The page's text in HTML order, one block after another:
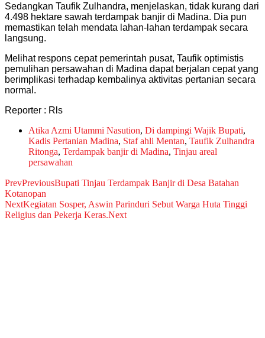
Sedangkan Taufik Zulhandra, menjelaskan, tidak kurang dari
4.498 hektare sawah terdampak banjir di Madina. Dia pun
memastikan telah mendata lahan-lahan terdampak secara
langsung.
Melihat respons cepat pemerintah pusat, Taufik optimistis
pemulihan persawahan di Madina dapat berjalan cepat yang
berimplikasi terhadap kembalinya aktivitas pertanian secara
normal.
Reporter : Rls
Atika Azmi Utammi Nasution, Di dampingi Wajik Bupati,
Kadis Pertanian Madina, Staf ahli Mentan, Taufik Zulhandra
Ritonga, Terdampak banjir di Madina, Tinjau areal
persawahan
PrevPreviousBupati Tinjau Terdampak Banjir di Desa Batahan
Kotanopan
NextKegiatan Sosper, Aswin Parinduri Sebut Warga Huta Tinggi
Religius dan Pekerja Keras.Next